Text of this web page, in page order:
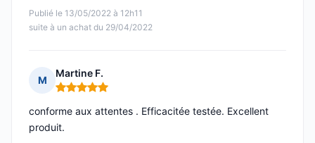
Publié le 13/05/2022 à 12h11
suite à un achat du 29/04/2022
M
Martine F.
Note : 5 sur 5
conforme aux attentes . Efficacitée testée. Excellent
produit.